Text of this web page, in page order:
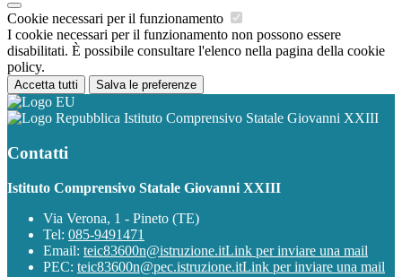
Cookie necessari per il funzionamento
I cookie necessari per il funzionamento non possono essere
disabilitati. È possibile consultare l'elenco nella pagina della cookie
policy.
Accetta tutti Salva le preferenze
Istituto Comprensivo Statale Giovanni XXIII
Contatti
Istituto Comprensivo Statale Giovanni XXIII
Via Verona, 1 - Pineto (TE)
Tel: 085-9491471
Email: teic83600n@istruzione.itLink per inviare una mail
PEC: teic83600n@pec.istruzione.itLink per inviare una mail